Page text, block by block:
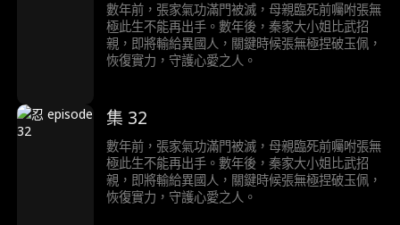
數年前，張家氣功滿門被滅，母親臨死前囑咐張無
極此生不能再出手。數年後，秦家大小姐比武招
親，即將輸給異國人，關鍵時候張無極捏破玉佩，
恢復實力，守護心愛之人。
集 32
數年前，張家氣功滿門被滅，母親臨死前囑咐張無
極此生不能再出手。數年後，秦家大小姐比武招
親，即將輸給異國人，關鍵時候張無極捏破玉佩，
恢復實力，守護心愛之人。